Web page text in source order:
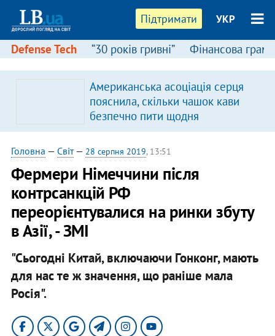
Підтримати УКР
Defense Tech “30 років гривні” Фінансова
Американська асоціація серця
пояснила, скільки чашок кави
безпечно пити щодня
Головна — Світ— 28 серпня 2019, 13:51
Фермери Німеччини після
контрсанкцій РФ
переорієнтувалися на ринки збуту
в Азії, - ЗМІ
"Сьогодні Китай, включаючи Гонконг, мають
для нас те ж значення, що раніше мала
Росія".